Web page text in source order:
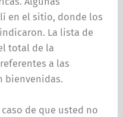
en el sitio, donde los
La lista de
total de la
a las
bienvenidas.
de que usted no